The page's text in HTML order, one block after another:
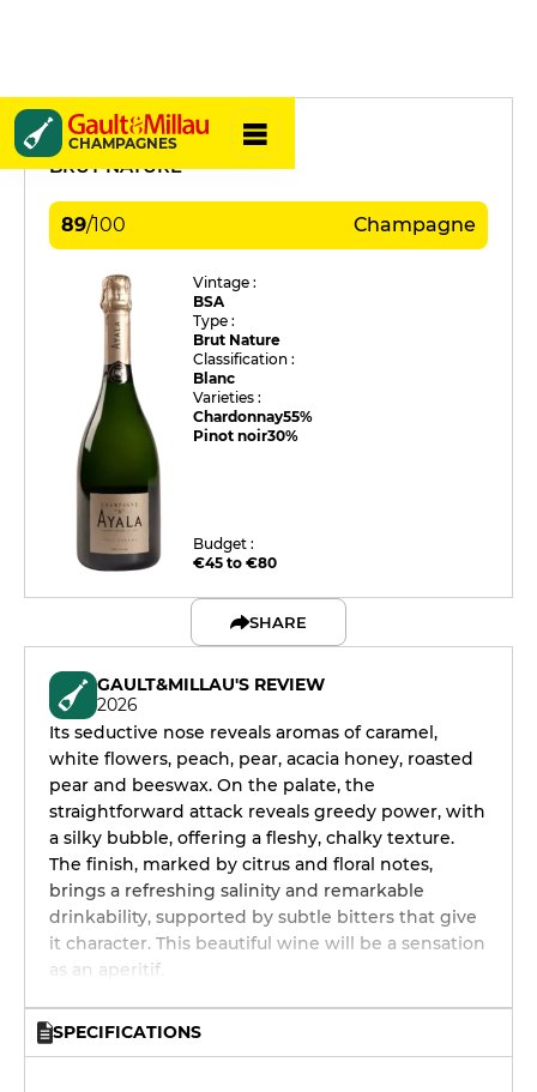
CHAMPAGNES
Ayala
BRUT NATURE
89/100 Champagne
Vintage :
BSA
Type :
Brut Nature
Classification :
Blanc
Varieties :
Chardonnay55%
Pinot noir30%
Budget :
€45 to €80
SHARE
GAULT&MILLAU'S REVIEW
2026
Its seductive nose reveals aromas of caramel,
white flowers, peach, pear, acacia honey, roasted
pear and beeswax. On the palate, the
straightforward attack reveals greedy power, with
a silky bubble, offering a fleshy, chalky texture.
The finish, marked by citrus and floral notes,
brings a refreshing salinity and remarkable
drinkability, supported by subtle bitters that give
it character. This beautiful wine will be a sensation
as an aperitif.
SPECIFICATIONS